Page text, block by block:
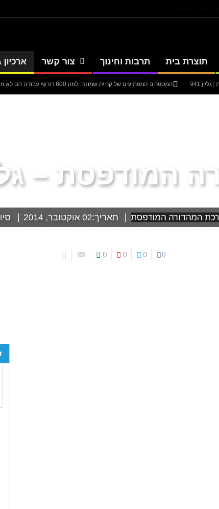
תוצרת בית תרבות וחינוך צור קשר ארכיון
941 המספרים המפתיעים של קריית שמונה: למה 600 דורשי עבודה הם לא מה שחשבתם?
המודפסת – גליון
המהדורה המודפסת תאריך:02 אוקטובר, 2014
0
0
0
0